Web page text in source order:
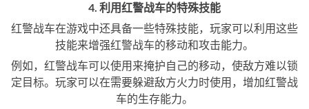
4. 利用红警战车的特殊技能
红警战车在游戏中还具备一些特殊技能，玩家可以利用这些
技能来增强红警战车的移动和攻击能力。
例如，红警战车可以使用来掩护自己的移动，使敌方难以锁
定目标。玩家可以在需要躲避敌方火力时使用，增加红警战
车的生存能力。